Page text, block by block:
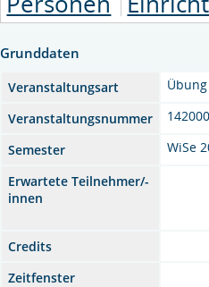
Grunddaten
Veranstaltungsart
Übung
Veranstaltungsnummer
Semester
WiSe
Erwartete Teilnehmer/-
innen
Credits
Zeitfenster